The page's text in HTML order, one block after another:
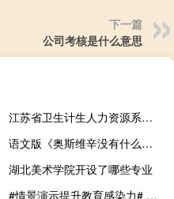
下一篇
公司考核是什么意思
江苏省卫生计生人力资源系统入口
语文版《奥斯维辛没有什么新闻》原文
湖北美术学院开设了哪些专业
#情景演示提升教育感染力# 到底什么情况嘞